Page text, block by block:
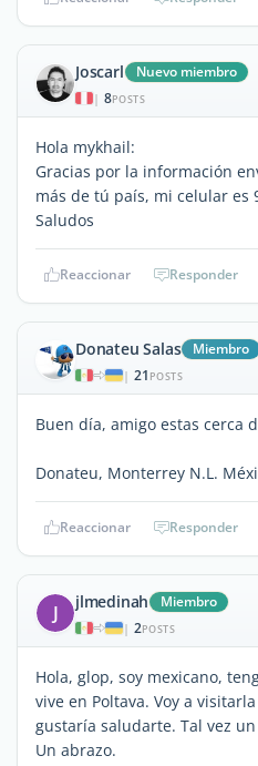
Joscarl Nuevo miembro
| 8POSTS
Hola mykhail:
Gracias por la información
más de tú país, mi celular es
Saludos
Reaccionar Responder
Donateu Salas Miembro
| 21 POSTS
Buen día, amigo estas cerca
Donateu, Monterrey N.L.
Reaccionar Responder
J jlmedinah Miembro
| 2POSTS
Hola, glop, soy mexicano,
vive en Poltava. Voy a
gustaría saludarte. Tal vez
Un abrazo.